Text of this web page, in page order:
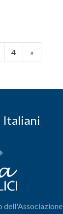
4 »
Italiani
dell'Associazione